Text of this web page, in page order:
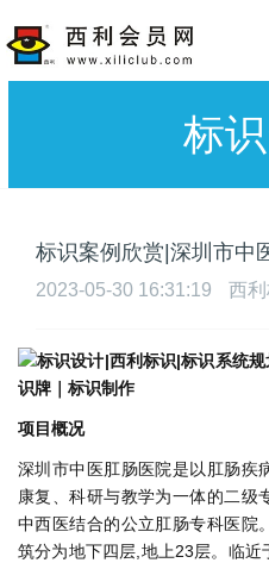
标
标识案例欣赏|深圳市中
2023-05-30 16:31:19 西
项⽬概况
深圳市中医肛肠医院是以肛肠疾
康复、科研与教学为⼀体的⼆级
中西医结合的公⽴肛肠专科医院
筑分为地下四层,地上23层。临